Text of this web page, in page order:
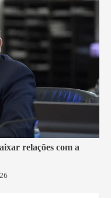
relações com a